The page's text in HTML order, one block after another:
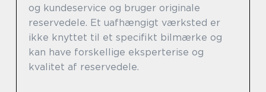
og kundeservice og bruger originale
reservedele. Et uafhængigt værksted er
ikke knyttet til et specifikt bilmærke og
kan have forskellige eksperterise og
kvalitet af reservedele.